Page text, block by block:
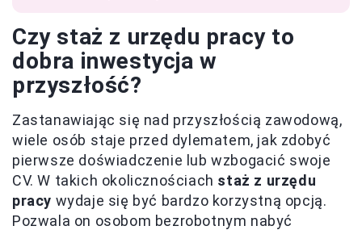
Czy staż z urzędu pracy to
dobra inwestycja w
przyszłość?
Zastanawiając się nad przyszłością zawodową,
wiele osób staje przed dylematem, jak zdobyć
pierwsze doświadczenie lub wzbogacić swoje
CV. W takich okolicznościach staż z urzędu
pracy wydaje się być bardzo korzystną opcją.
Pozwala on osobom bezrobotnym nabyć